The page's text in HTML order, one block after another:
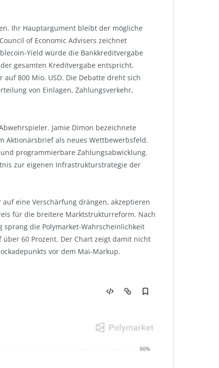
Ihr Hauptargument bleibt der mögliche
of Economic Advisers zeichnet
Yield würde die Bankkreditvergabe
gesamten Kreditvergabe entspricht.
800 Mio. USD. Die Debatte dreht sich
von Einlagen, Zahlungsverkehr,
Jamie Dimon bezeichnete
Aktionärsbrief als neues Wettbewerbsfeld.
programmierbare Zahlungsabwicklung.
zur eigenen Infrastrukturstrategie der
eine Verschärfung drängen, akzeptieren
für die breitere Marktstrukturreform. Nach
die Polymarket-Wahrscheinlichkeit
über 60 Prozent. Der Chart zeigt damit nicht
vor dem Mai-Markup.